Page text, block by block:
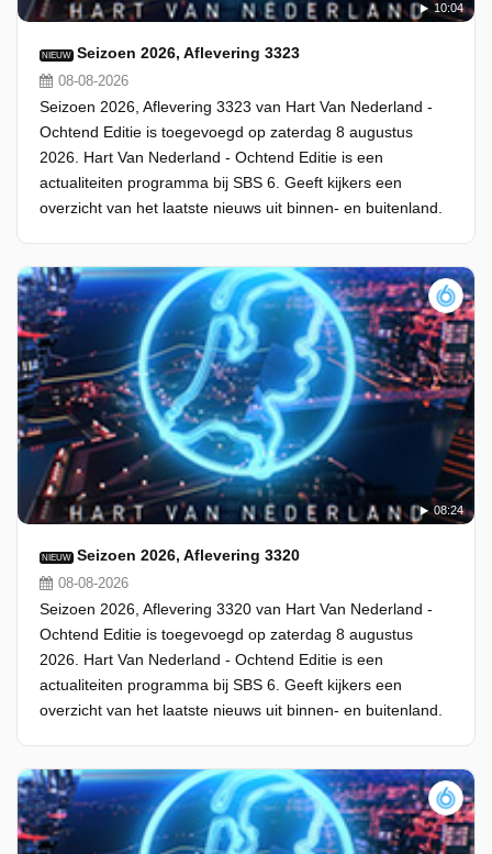
10:04
NIEUW Seizoen 2026, Aflevering 3323
08-08-2026
Seizoen 2026, Aflevering 3323 van Hart Van Nederland -
Ochtend Editie is toegevoegd op zaterdag 8 augustus
2026. Hart Van Nederland - Ochtend Editie is een
actualiteiten programma bij SBS 6. Geeft kijkers een
overzicht van het laatste nieuws uit binnen- en buitenland.
08:24
NIEUW Seizoen 2026, Aflevering 3320
08-08-2026
Seizoen 2026, Aflevering 3320 van Hart Van Nederland -
Ochtend Editie is toegevoegd op zaterdag 8 augustus
2026. Hart Van Nederland - Ochtend Editie is een
actualiteiten programma bij SBS 6. Geeft kijkers een
overzicht van het laatste nieuws uit binnen- en buitenland.